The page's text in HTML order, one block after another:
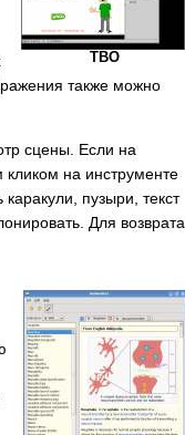
TBO
также можно
сцены. Если на
на инструменте
пузыри, текст
Для возврата